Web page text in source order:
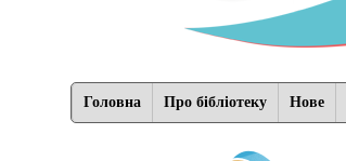
Головна Про бібліотеку Нове